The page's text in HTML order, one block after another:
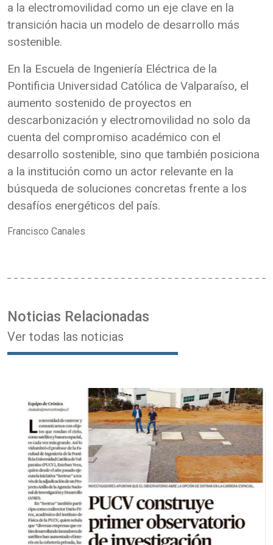
a la electromovilidad como un eje clave en la
transición hacia un modelo de desarrollo más
sostenible.
En la Escuela de Ingeniería Eléctrica de la
Pontificia Universidad Católica de Valparaíso, el
aumento sostenido de proyectos en
descarbonización y electromovilidad no solo da
cuenta del compromiso académico con el
desarrollo sostenible, sino que también posiciona
a la institución como un actor relevante en la
búsqueda de soluciones concretas frente a los
desafíos energéticos del país.
Francisco Canales
Noticias Relacionadas
Ver todas las noticias